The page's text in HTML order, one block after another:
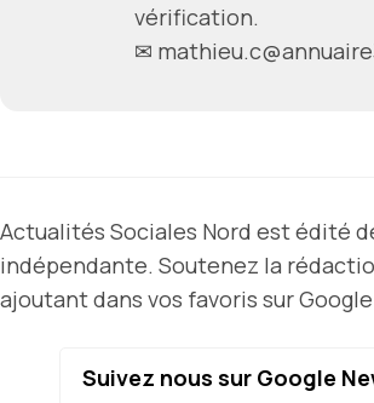
vérification.
✉
Actualités Sociales Nord est édité
indépendante. Soutenez la
ajoutant dans vos favoris sur
Suivez nous sur Google